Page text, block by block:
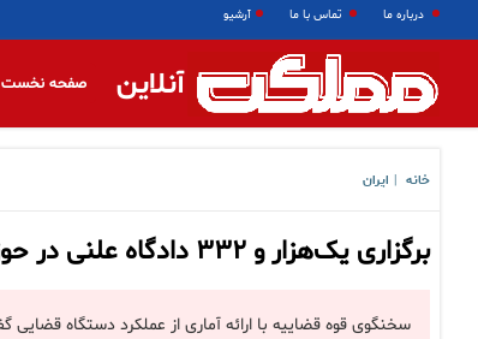
درباره ما تماس با ما آرشیو
آنلاین صفحه نخست
خانه ایران
برگزاری یک‌هزار و ۳۳۲ دادگاه علنی در حوزه مفاسد اقتصادی در پنج سال گذشته